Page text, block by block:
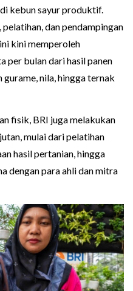
kebun sayur produktif.
dan pendampingan
kini memperoleh
per bulan dari hasil panen
gurame, nila, hingga ternak
fisik, BRI juga melakukan
mulai dari pelatihan
hasil pertanian, hingga
dengan para ahli dan mitra